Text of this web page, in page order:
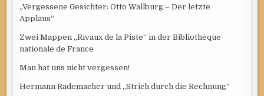
„Vergessene Gesichter: Otto Wallburg – Der letzte
Applaus“
Zwei Mappen „Rivaux de la Piste“ in der Bibliothèque
nationale de France
Man hat uns nicht vergessen!
Hermann Rademacher und „Strich durch die Rechnung“